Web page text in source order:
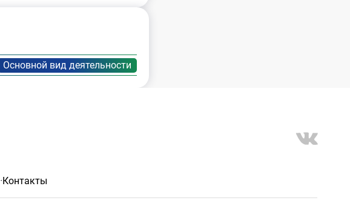
·Контакты